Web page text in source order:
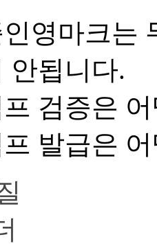
영마크는
안됩니다.
검증은
발급은